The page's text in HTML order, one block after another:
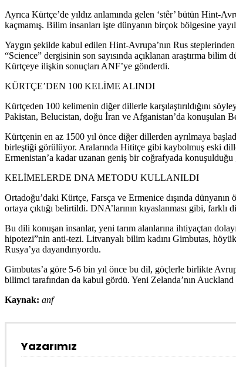
Ayrıca Kürtçe’de yıldız anlamında gelen ‘stêr’ bütün Hint-
kaçmamış. Bilim insanları işte dünyanın birçok bölgesine
Yaygın şekilde kabul edilen Hint-Avrupa’nın Rus
“Science” dergisinin son sayısında açıklanan araştırma
Kürtçeye ilişkin sonuçları ANF’ye gönderdi.
KÜRTÇE’DEN 100 KELİME ALINDI
Kürtçeden 100 kelimenin diğer dillerle karşılaştırıldığını
Pakistan, Belucistan, doğu İran ve Afganistan’da konuşulan
Kürtçenin en az 1500 yıl önce diğer dillerden ayrılmaya
birleştiği görülüyor. Aralarında Hititçe gibi kaybolmuş eski
Ermenistan’a kadar uzanan geniş bir coğrafyada
KELİMELERDE DNA METODU KULLANILDI
Ortadoğu’daki Kürtçe, Farsça ve Ermenice dışında
ortaya çıktığı belirtildi. DNA’larının kıyaslanması gibi,
Bu dili konuşan insanlar, yeni tarım alanlarına ihtiyaçtan
hipotezi”nin anti-tezi. Litvanyalı bilim kadını Gimbutas,
Rusya’ya dayandırıyordu.
Gimbutas’a göre 5-6 bin yıl önce bu dil, göçlerle birlikte
bilimci tarafından da kabul gördü. Yeni Zelanda’nın Auckland
Kaynak: anf
Yazarımız